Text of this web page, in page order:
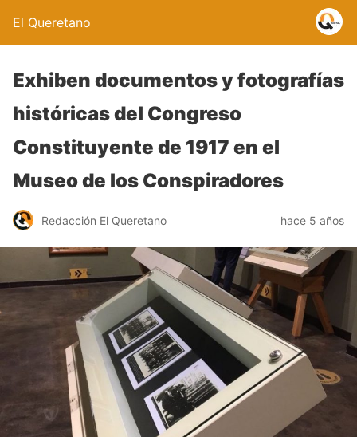
El Queretano
Exhiben documentos y fotografías
históricas del Congreso
Constituyente de 1917 en el
Museo de los Conspiradores
Redacción El Queretano hace 5 años